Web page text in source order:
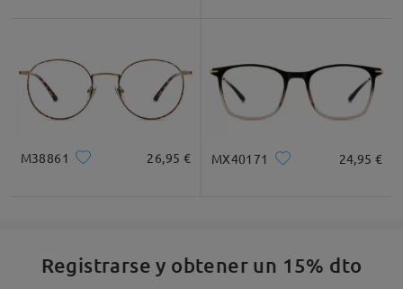
M38861 26,95 € MX40171 24,95 €
Registrarse y obtener un 15% dto